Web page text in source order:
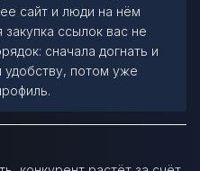
сайт и люди на нём
ссылок вас не
сначала догнать и
удобству, потом уже